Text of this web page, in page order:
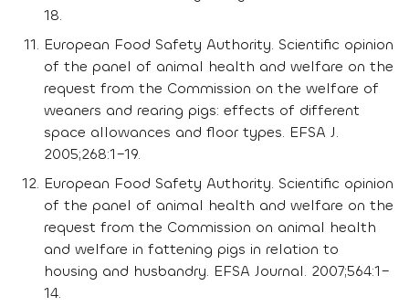
18.
European Food Safety Authority. Scientific opinion
of the panel of animal health and welfare on the
request from the Commission on the welfare of
weaners and rearing pigs: effects of different
space allowances and floor types. EFSA J.
2005;268:1–19.
European Food Safety Authority. Scientific opinion
of the panel of animal health and welfare on the
request from the Commission on animal health
and welfare in fattening pigs in relation to
housing and husbandry. EFSA Journal. 2007;564:1–
14.